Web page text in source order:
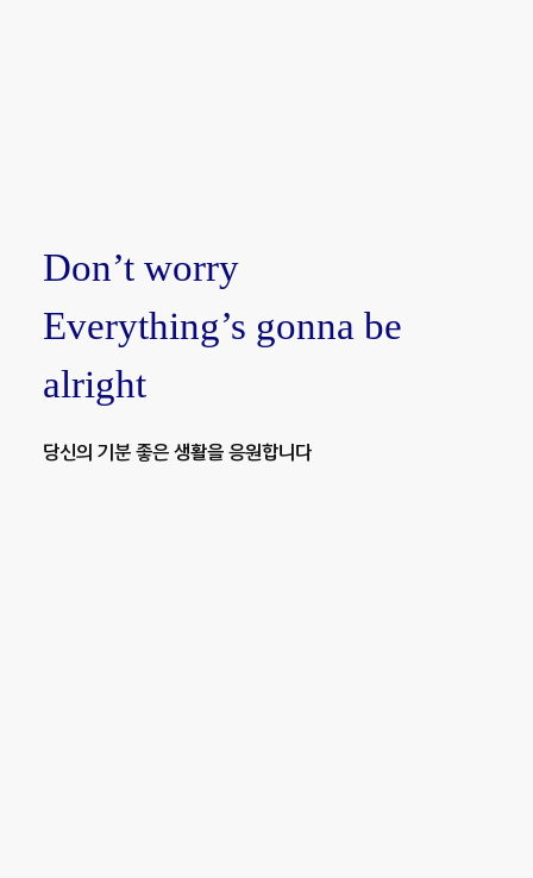
Don’t worry
Everything’s gonna be
alright
당신의 기분 좋은 생활을 응원합니다